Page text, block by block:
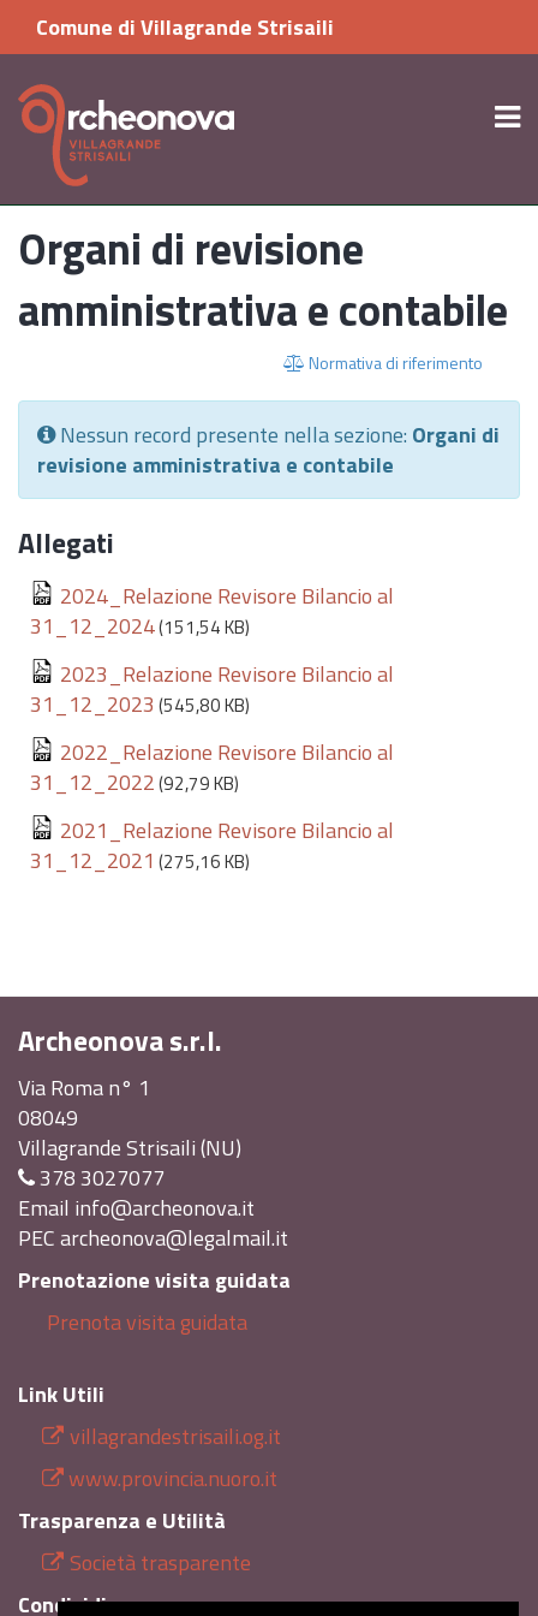
Comune di Villagrande Strisaili
Organi di revisione
amministrativa e contabile
Normativa di riferimento
Nessun record presente nella sezione: Organi di
revisione amministrativa e contabile
Allegati
2024_Relazione Revisore Bilancio al
31_12_2024(151,54 KB)
2023_Relazione Revisore Bilancio al
31_12_2023 (545,80 KB)
2022_Relazione Revisore Bilancio al
31_12_2022(92,79 KB)
2021_Relazione Revisore Bilancio al
31_12_2021 (275,16 KB)
Archeonova s.r.l.
Via Roma n° 1
08049
Villagrande Strisaili (NU)
378 3027077
Email info@archeonova.it
PECarcheonova@legalmail.it
Prenotazione visita guidata
Prenota visita guidata
Link Utili
villagrandestrisaili.og.it
www.provincia.nuoro.it
Trasparenza e Utilità
Società trasparente
Condividi